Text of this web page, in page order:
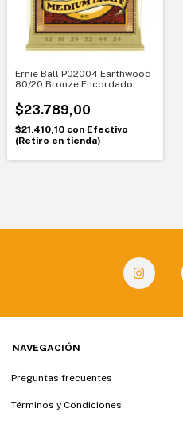
Ernie Ball P02004 Earthwood
80/20 Bronze Encordado
y comodidad
$23.789,00
$21.410,10 con Efectivo
(Retiro en tienda)
NAVEGACIÓN
Preguntas frecuentes
Términos y Condiciones